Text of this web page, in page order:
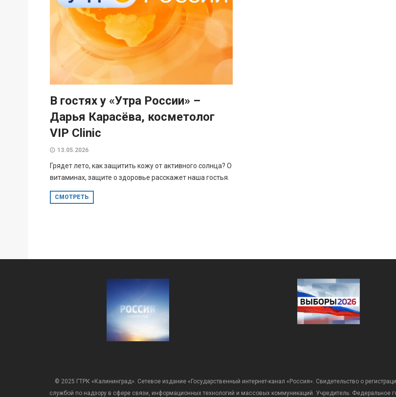
В гостях у «Утра России» –
Дарья Карасёва, косметолог
VIP Clinic
13.05.2026
Грядет лето, как защитить кожу от активного солнца? О
витаминах, защите о здоровье расскажет наша гостья.
СМОТРЕТЬ
© 2025 ГТРК «Калининград». Сетевое издание «Государственный интернет-канал «Россия». Свидетельство о
службой по надзору в сфере связи, информационных технологий и массовых коммуникаций. Учредитель: Федеральное